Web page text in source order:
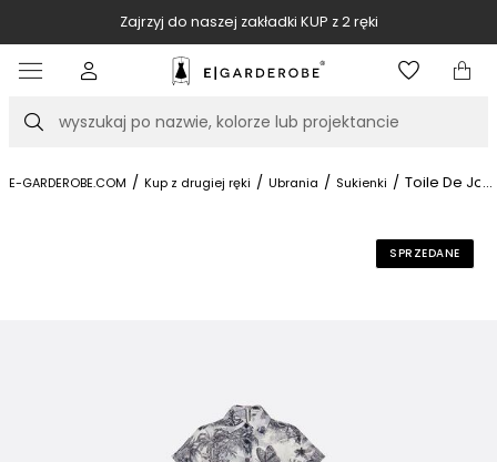
Zajrzyj do naszej zakładki KUP z 2 ręki
Szukaj
E-GARDEROBE.COM / Kup z drugiej ręki / Ubrania / Sukienki / Toile De ...
SPRZEDANE